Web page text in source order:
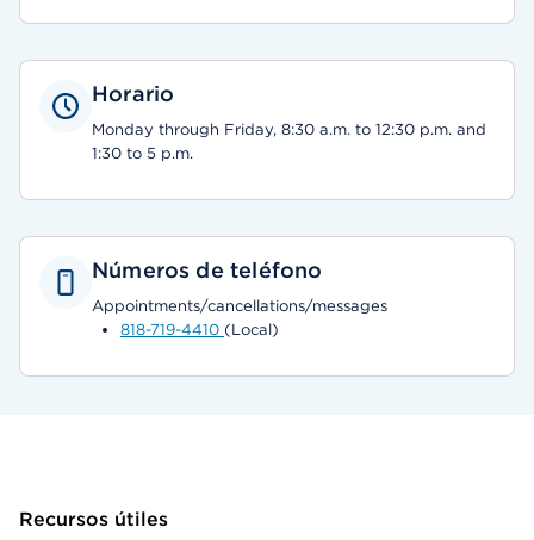
Horario
Monday through Friday, 8:30 a.m. to 12:30 p.m. and
1:30 to 5 p.m.
Números de teléfono
Appointments/cancellations/messages
818-719-4410 (Local)
Recursos útiles